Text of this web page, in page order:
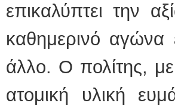
επικαλύπτει την
καθημερινό αγώνα
άλλο. Ο πολίτης,
ατομική υλική